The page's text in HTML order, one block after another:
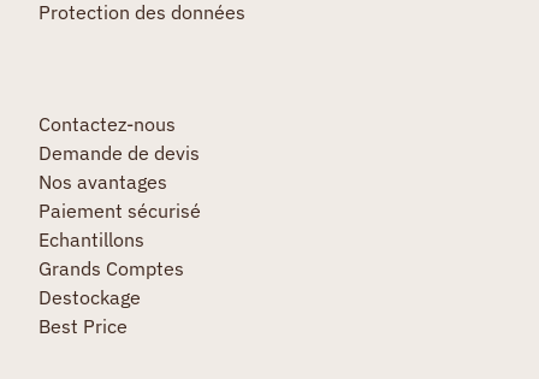
Protection des données
Contactez-nous
Demande de devis
Nos avantages
Paiement sécurisé
Echantillons
Grands Comptes
Destockage
Best Price